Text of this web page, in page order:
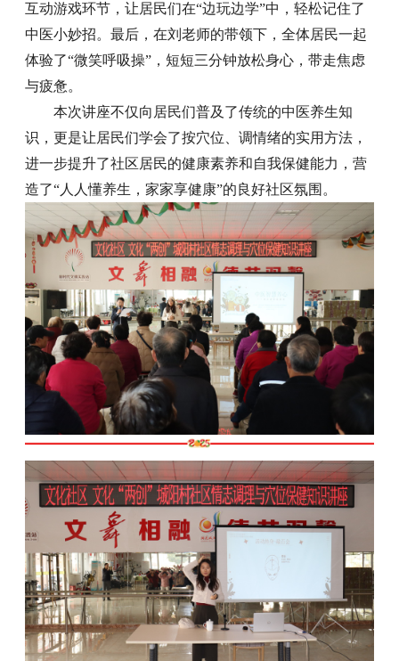
互动游戏环节，让居民们在“边玩边学”中，轻松记住了
中医小妙招。最后，在刘老师的带领下，全体居民一起
体验了“微笑呼吸操”，短短三分钟放松身心，带走焦虑
与疲惫。
本次讲座不仅向居民们普及了传统的中医养生知
识，更是让居民们学会了按穴位、调情绪的实用方法，
进一步提升了社区居民的健康素养和自我保健能力，营
造了“人人懂养生，家家享健康”的良好社区氛围。